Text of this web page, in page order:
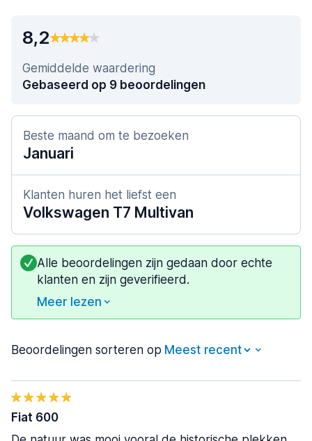
8,2
Gemiddelde waardering
Gebaseerd op 9 beoordelingen
Beste maand om te bezoeken
Januari
Klanten huren het liefst een
Volkswagen T7 Multivan
Alle beoordelingen zijn gedaan door echte
klanten en zijn geverifieerd.
Meer lezen
Beoordelingen sorteren op
Fiat 600